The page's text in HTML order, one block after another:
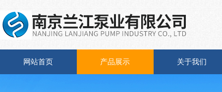
网站首页 产品展示 关于我们